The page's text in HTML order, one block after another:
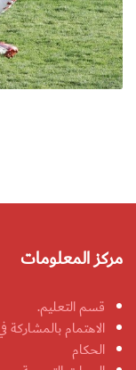
مركز المعلومات
قسم التعليم.
الاهتمام بالمشاركة
الحكام